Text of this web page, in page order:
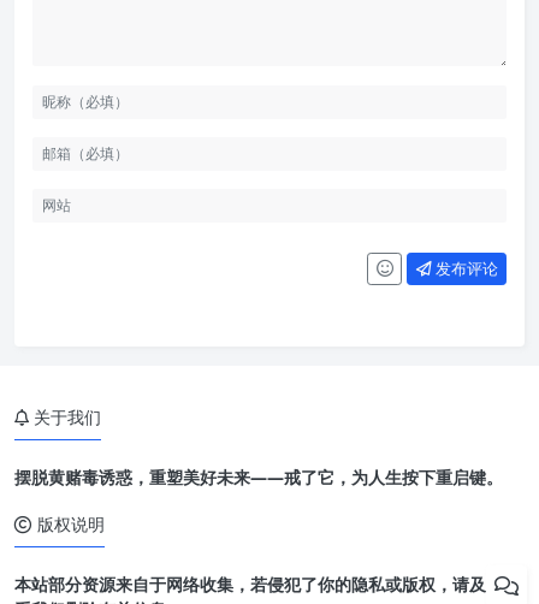
发布评论
关于我们
摆脱黄赌毒诱惑，重塑美好未来——戒了它，为人生按下重启键。
版权说明
本站部分资源来自于网络收集，若侵犯了你的隐私或版权，请及时联